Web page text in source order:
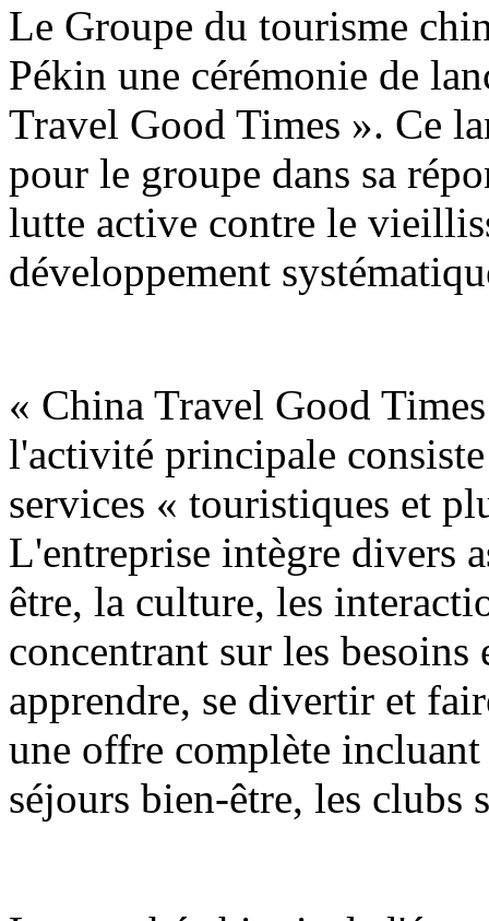
Le Groupe du tourisme
Pékin une cérémonie de
Travel Good Times ». Ce
pour le groupe dans sa
lutte active contre le
développement
« China Travel Good
l'activité principale
services « touristiques et
L'entreprise intègre divers
être, la culture, les
concentrant sur les
apprendre, se divertir et
une offre complète
séjours bien-être, les clubs